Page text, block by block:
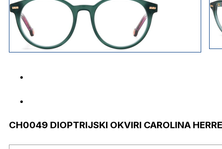
CH0049 DIOPTRIJSKI OKVIRI CAROLINA